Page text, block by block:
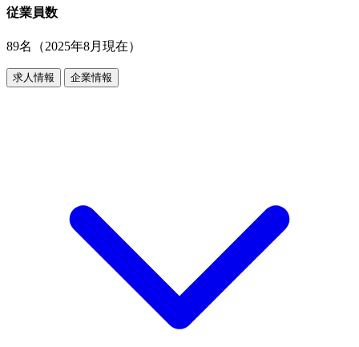
従業員数
89名（2025年8月現在）
求人情報 企業情報